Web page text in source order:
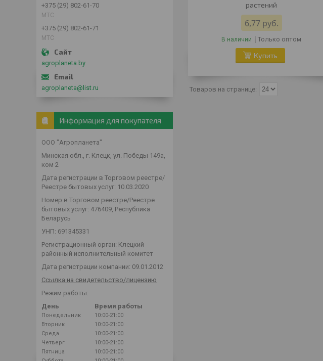
растений
6,77 руб.
В наличии Только оптом
Купить
+375 (29) 802-61-70
МТС
+375 (29) 802-61-71
МТС
agroplaneta.by
agroplaneta@list.ru
Информация для покупателя
ООО "Агропланета"
Минская обл., г. Клецк, ул. Победы 149а,
ком 2
Дата регистрации в Торговом реестре/
Реестре бытовых услуг: 10.03.2020
Номер в Торговом реестре/Реестре
бытовых услуг: 476409, Республика
Беларусь
УНП: 691345331
Регистрационный орган: Клецкий
районный исполнительный комитет
Дата регистрации компании: 09.01.2012
Ссылка на свидетельство/лицензию
Режим работы:
День
Время работы
Понедельник
10:00-21:00
Вторник
10:00-21:00
Среда
10:00-21:00
Четверг
10:00-21:00
Пятница
10:00-21:00